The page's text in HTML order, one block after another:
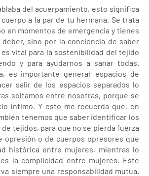
del acuerpamiento, esto significa
a la par de tu hermana. Se trata
en momentos de emergencia y tienes
sino por la conciencia de saber
vital para la sostenibilidad del tejido
y para ayudarnos a sanar todas.
es importante generar espacios de
salir de los espacios separados lo
soltamos entre nosotras, porque se
íntimo. Y esto me recuerda que, en
tenemos que saber identificar los
tejidos, para que no se pierda fuerza
opresión o de cuerpos opresores que
histórica entre mujeres, mientras lo
la complicidad entre mujeres. Este
siempre una responsabilidad mutua.